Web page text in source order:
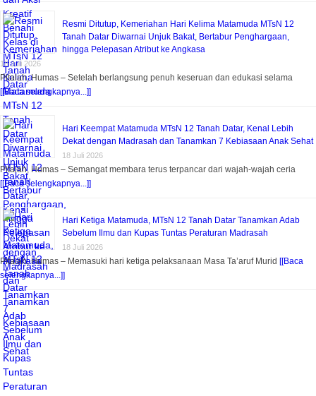
Resmi Ditutup, Kemeriahan Hari Kelima Matamuda MTsN 12
Tanah Datar Diwarnai Unjuk Bakat, Bertabur Penghargaan,
hingga Pelepasan Atribut ke Angkasa
18 Juli 2026
Pitalah, Humas – Setelah berlangsung penuh keseruan dan edukasi selama
[[Baca selengkapnya...]]
Hari Keempat Matamuda MTsN 12 Tanah Datar, Kenal Lebih
Dekat dengan Madrasah dan Tanamkan 7 Kebiasaan Anak Sehat
18 Juli 2026
Pitalah, Humas – Semangat membara terus terpancar dari wajah-wajah ceria
[[Baca selengkapnya...]]
Hari Ketiga Matamuda, MTsN 12 Tanah Datar Tanamkan Adab
Sebelum Ilmu dan Kupas Tuntas Peraturan Madrasah
18 Juli 2026
Pitalah, Humas – Memasuki hari ketiga pelaksanaan Masa Ta’aruf Murid [[Baca
selengkapnya...]]